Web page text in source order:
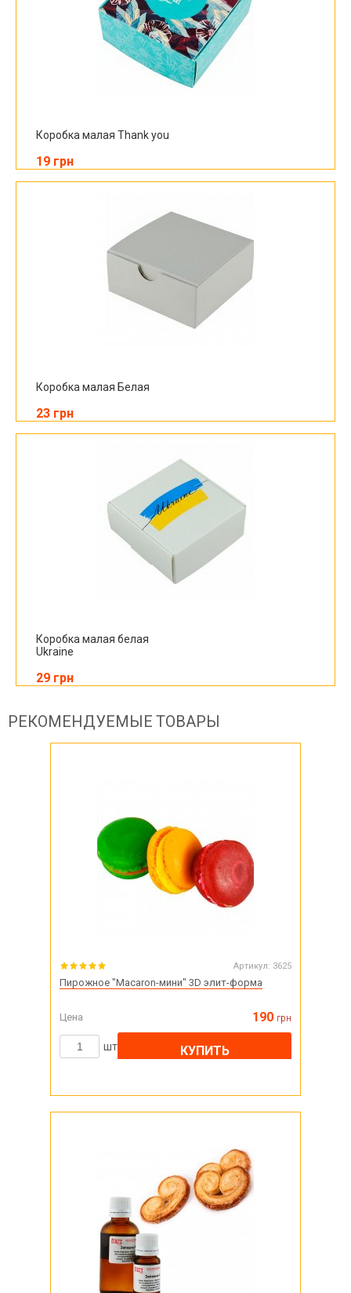
Коробка малая Thank you
19 грн
Коробка малая Белая
23 грн
Коробка малая белая
Ukraine
29 грн
РЕКОМЕНДУЕМЫЕ ТОВАРЫ
Артикул: 3625
Пирожное "Macaron-мини" 3D элит-форма
Цена 190 грн
шт КУПИТЬ